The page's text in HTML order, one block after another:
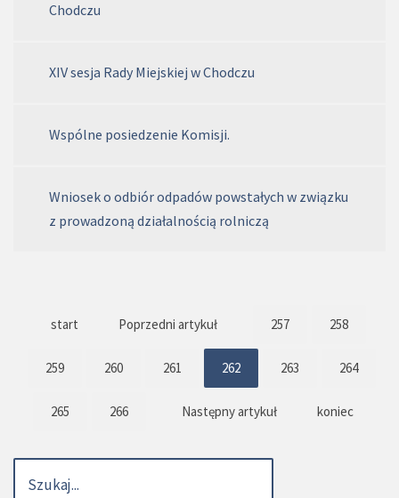
Chodczu
XIV sesja Rady Miejskiej w Chodczu
Wspólne posiedzenie Komisji.
Wniosek o odbiór odpadów powstałych w związku
z prowadzoną działalnością rolniczą
start Poprzedni artykuł 257 258
259 260 261 262 263 264
265 266 Następny artykuł koniec